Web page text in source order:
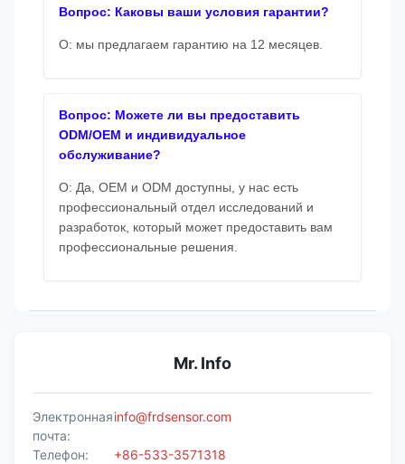
Вопрос: Каковы ваши условия гарантии?
О: мы предлагаем гарантию на 12 месяцев.
Вопрос: Можете ли вы предоставить
ODM/OEM и индивидуальное
обслуживание?
О: Да, OEM и ODM доступны, у нас есть
профессиональный отдел исследований и
разработок, который может предоставить вам
профессиональные решения.
Mr. Info
Электронная
почта:
info@frdsensor.com
Телефон:
+86-533-3571318